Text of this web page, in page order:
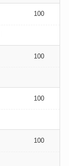
100
100
100
100